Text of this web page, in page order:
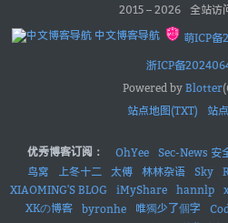
2015– 2026 全站访
中文博客导航
萌ICP备
浙ICP备
Powered by Blotter
站点地图(TXT)
站
优秀博客订阅： OhYee Sec-News 安
鸟窝
上冬十二 太傅 林林杂语 Sky
XIAOMING'S BLOG
iMyShare hannlp
XKの博客
byronhe 唯獨少了個字